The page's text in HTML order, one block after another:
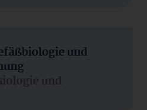
und
und